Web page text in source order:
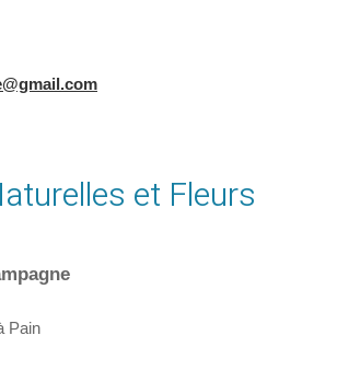
et Fleurs
Pain